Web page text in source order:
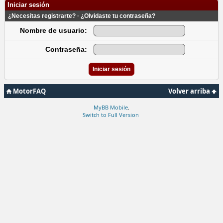
Iniciar sesión
¿Necesitas registrarte? · ¿Olvidaste tu contraseña?
Nombre de usuario:
Contraseña:
Volver arriba
MotorFAQ
MyBB Mobile
Switch to Full Version